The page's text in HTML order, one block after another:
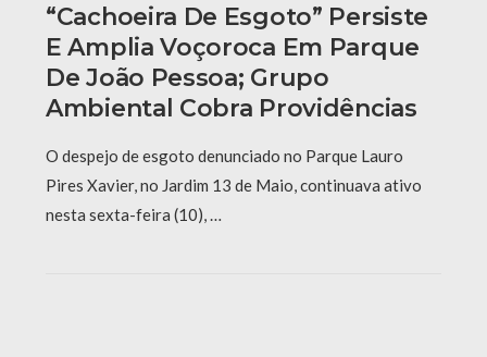
“Cachoeira De Esgoto” Persiste
E Amplia Voçoroca Em Parque
De João Pessoa; Grupo
Ambiental Cobra Providências
O despejo de esgoto denunciado no Parque Lauro
Pires Xavier, no Jardim 13 de Maio, continuava ativo
nesta sexta-feira (10), …